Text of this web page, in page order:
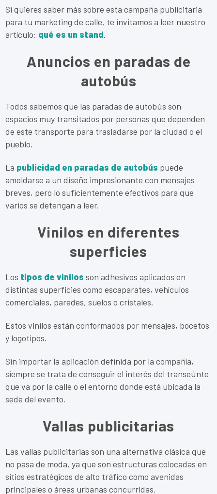
Si quieres saber más sobre esta campaña publicitaria
para tu marketing de calle, te invitamos a leer nuestro
artículo: qué es un stand.
Anuncios en paradas de
autobús
Todos sabemos que las paradas de autobús son
espacios muy transitados por personas que dependen
de este transporte para trasladarse por la ciudad o el
pueblo.
La publicidad en paradas de autobús puede
amoldarse a un diseño impresionante con mensajes
breves, pero lo suficientemente efectivos para que
varios se detengan a leer.
Vinilos en diferentes
superficies
Los tipos de vinilos son adhesivos aplicados en
distintas superficies como escaparates, vehículos
comerciales, paredes, suelos o cristales.
Estos vinilos están conformados por mensajes, bocetos
y logotipos.
Sin importar la aplicación definida por la compañía,
siempre se trata de conseguir el interés del transeúnte
que va por la calle o el entorno donde está ubicada la
sede del evento.
Vallas publicitarias
Las vallas publicitarias son una alternativa clásica que
no pasa de moda, ya que son estructuras colocadas en
sitios estratégicos de alto tráfico como avenidas
principales o áreas urbanas concurridas.